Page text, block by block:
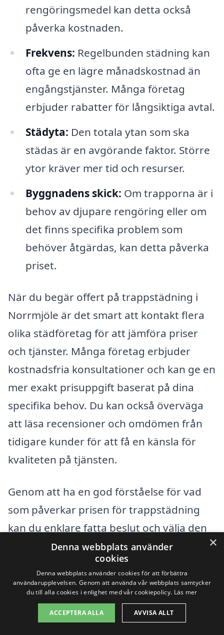
rengöringsmedel kan detta också
påverka kostnaden.
Frekvens: Regelbunden städning kan
ofta ge en lägre månadskostnad än
engångstjänster. Många företag
erbjuder rabatter för långsiktiga avtal.
Städyta: Den totala ytan som ska
städas är en avgörande faktor. Större
ytor kräver mer tid och resurser.
Byggnadens skick: Om trapporna är i
behov av djupare rengöring eller om
det finns specifika problem som
behöver åtgärdas, kan detta påverka
priset.
När du begär offert på trappstädning i
Norrmjöle är det smart att kontakt flera
olika städföretag för att jämföra priser
och tjänster. Många företag erbjuder
kostnadsfria konsultationer och kan ge en
mer exakt prisuppgift baserat på dina
specifika behov. Du kan också överväga
att läsa recensioner och omdömen från
tidigare kunder för att få en känsla för
kvaliteten på tjänsten.
Genom att ha en god förståelse för vad
som påverkar prisen för trappstädning
kan du enklare fatta beslut och välja den
städtjänst som passar dina behov och din
budget. Att använda en plattform som xn-
-trappstdning-pris-wqb.se kan underlätta
processen och ge dig de bästa
alternativen i Norrmjöle.
×
Denna webbplats använder
cookies
Denna webbplats använder cookies för att förbättra
användarupplevelsen. Genom att använda vår webbplats samtycker
du till alla cookies i enlighet med vår cookiepolicy. Läs mer
ACCEPTERA ALLA AVVISA ALLT